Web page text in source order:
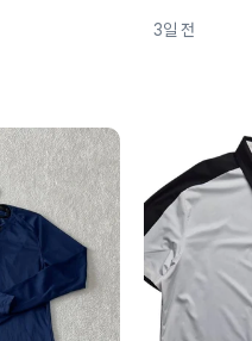
3일 전